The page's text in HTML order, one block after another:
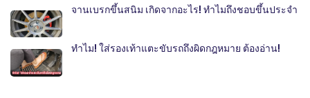
จานเบรกขึ้นสนิม เกิดจากอะไร! ทำไมถึงชอบขึ้นประจำ
ทำไม! ใส่รองเท้าแตะขับรถถึงผิดกฎหมาย ต้องอ่าน!